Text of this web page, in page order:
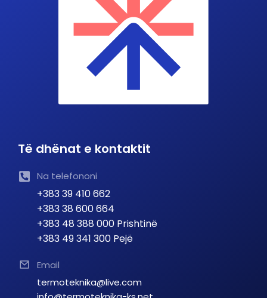
Të dhënat e kontaktit
Na telefononi
+383 39 410 662
+383 38 600 664
+383 48 388 000 Prishtinë
+383 49 341 300 Pejë
Email
termoteknika@live.com